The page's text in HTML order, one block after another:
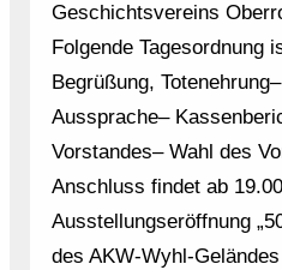
Geschichtsvereins
Folgende Tagesordnung
Begrüßung,
Aussprache–
Vorstandes– Wahl des
Anschluss findet ab
Ausstellungseröffnung
des AKW-Wyhl-